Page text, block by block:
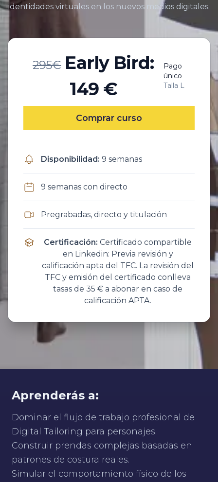
identidades virtuales en los nuevos medios digitales.
295€ Early Bird:
149 €
Pago
único
Talla L
Comprar curso
Disponibilidad: 9 semanas
9 semanas con directo
Pregrabadas, directo y titulación
Certificación: Certificado compartible
en Linkedin: Previa revisión y
calificación apta del TFC. La revisión del
TFC y emisión del certificado conlleva
tasas de 35 € a abonar en caso de
calificación APTA.
Aprenderás a:
Dominar el flujo de trabajo profesional de
Digital Tailoring para personajes.
Construir prendas complejas basadas en
patrones de costura reales.
Simular el comportamiento físico de los